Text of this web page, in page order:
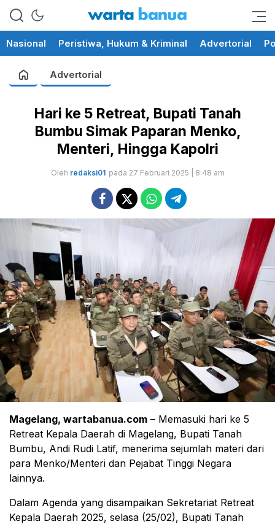
wartabanua.com
memberikan informasi yang
Nasional Peristiwa, Hukum & Kriminal Advertorial
Advertorial
Hari ke 5 Retreat, Bupati Tanah
Bumbu Simak Paparan Menko,
Menteri, Hingga Kapolri
Oleh redaksi01 pada 27 Februari 2025 | 8:48 am
Magelang, wartabanua.com – Memasuki hari ke 5
Retreat Kepala Daerah di Magelang, Bupati Tanah
Bumbu, Andi Rudi Latif, menerima sejumlah materi dari
para Menko/Menteri dan Pejabat Tinggi Negara
lainnya.
Dalam Agenda yang disampaikan Sekretariat Retreat
Kepala Daerah 2025, selasa (25/02), Bupati Tanah